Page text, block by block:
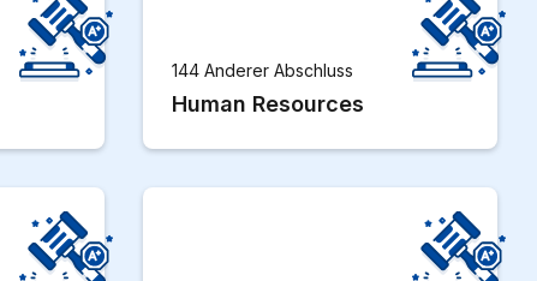
144 Anderer Abschluss
Human Resources